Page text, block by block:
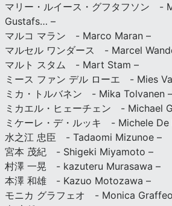
マリー・ルイース・グフタフソン -
Gustafs… –
マルコ マラン - Marco Maran –
マルセル ワンダース - Marcel
マルト スタム - Mart Stam –
ミース ファン デル ローエ - Mies
ミカ・トルバネン - Mika Tolvanen –
ミカエル・ヒェーチェン - Michael
ミケーレ・デ・ルッキ - Michele De
水之江 忠臣 - Tadaomi Mizunoe –
宮本 茂紀 - Shigeki Miyamoto –
村澤 一晃 - kazuteru Murasawa –
本澤 和雄 - Kazuo Motozawa –
モニカ グラフェオ - Monica